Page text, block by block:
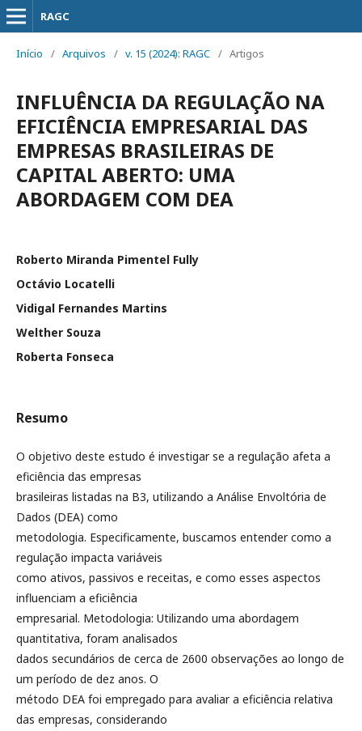
RAGC
Início / Arquivos / v. 15 (2024): RAGC / Artigos
INFLUÊNCIA DA REGULAÇÃO NA
EFICIÊNCIA EMPRESARIAL DAS
EMPRESAS BRASILEIRAS DE
CAPITAL ABERTO: UMA
ABORDAGEM COM DEA
Roberto Miranda Pimentel Fully
Octávio Locatelli
Vidigal Fernandes Martins
Welther Souza
Roberta Fonseca
Resumo
O objetivo deste estudo é investigar se a regulação afeta a
eficiência das empresas
brasileiras listadas na B3, utilizando a Análise Envoltória de
Dados (DEA) como
metodologia. Especificamente, buscamos entender como a
regulação impacta variáveis
como ativos, passivos e receitas, e como esses aspectos
influenciam a eficiência
empresarial. Metodologia: Utilizando uma abordagem
quantitativa, foram analisados
dados secundários de cerca de 2600 observações ao longo de
um período de dez anos. O
método DEA foi empregado para avaliar a eficiência relativa
das empresas, considerando